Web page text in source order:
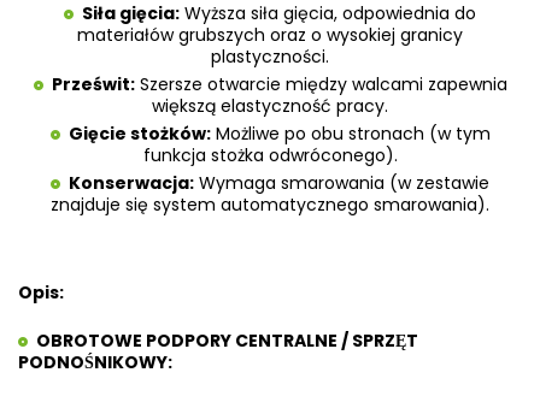
Siła gięcia: Wyższa siła gięcia, odpowiednia do
materiałów grubszych oraz o wysokiej granicy
plastyczności.
Prześwit:Szersze otwarcie między walcami zapewnia
większą elastyczność pracy.
Gięcie stożków:Możliwe po obu stronach (w tym
funkcja stożka odwróconego).
Konserwacja: Wymaga smarowania (w zestawie
znajduje się system automatycznego smarowania).
Opis:
OBROTOWE PODPORY CENTRALNE / SPRZĘT
PODNOŚNIKOWY: